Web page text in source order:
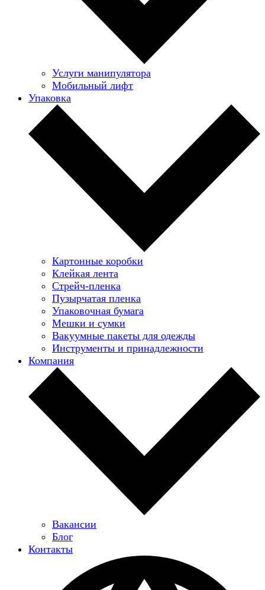
Услуги манипулятора
Мобильный лифт
Упаковка
Картонные коробки
Клейкая лента
Стрейч-пленка
Пузырчатая пленка
Упаковочная бумага
Мешки и сумки
Вакуумные пакеты для одежды
Инструменты и принадлежности
Компания
Вакансии
Блог
Контакты